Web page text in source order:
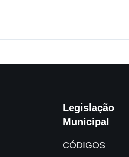
Legislação
Municipal
CÓDIGOS